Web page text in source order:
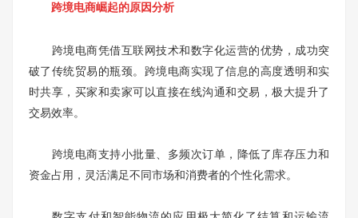
跨境电商崛起的原因分析
跨境电商凭借互联网技术和数字化运营的优势，成功突
破了传统贸易的瓶颈。跨境电商实现了信息的高度透明和实
时共享，买家和卖家可以直接在线沟通和交易，极大提升了
交易效率。
跨境电商支持小批量、多频次订单，降低了库存压力和
资金占用，灵活满足不同市场和消费者的个性化需求。